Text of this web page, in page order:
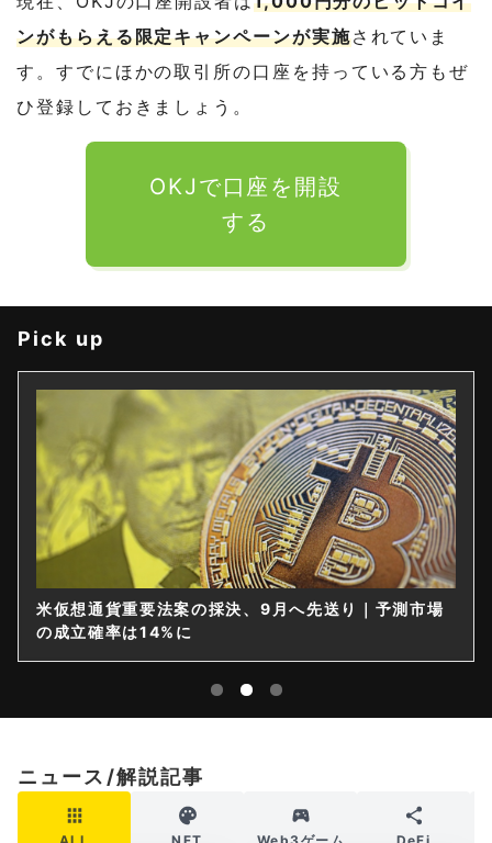
ンがもらえる限定キャンペーンが実施されていま
す。すでにほかの取引所の口座を持っている方もぜ
ひ登録しておきましょう。
OKJで口座を開設
する
Pick up
米仮想通貨重要法案の採決、9月へ先送り｜予測市場
の成立確率は14%に
ニュース/解説記事